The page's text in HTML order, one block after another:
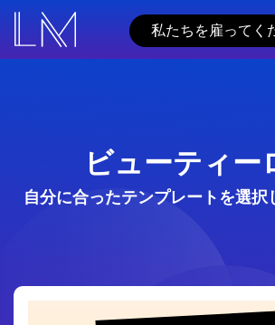
私たちを雇ってく
ビューティー
自分に合ったテンプレートを選択